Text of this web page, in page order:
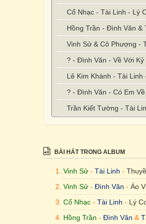
Cổ Nhạc - Tài Linh - Lý
Hồng Trần - Đình Văn &
Vinh Sử & Cô Phượng -
? - Đình Văn - Về Với Kỷ
Lê Kim Khánh - Tài Linh
? - Đình Văn - Có Em Về
Trần Kiết Tường - Tài
BÀI HÁT TRONG ALBUM
Vinh Sử - Tài Linh -
Vinh Sử - Đình Văn - Áo
Cổ Nhạc - Tài Linh - Lý
Hồng Trần - Đình Văn &